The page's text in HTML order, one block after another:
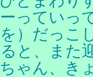
ーっていっ
）だっこ
と、また
ちゃん、き